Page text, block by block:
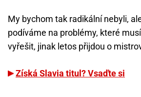
My bychom tak radikální nebyli,
podíváme na problémy, které
vyřešit, jinak letos přijdou o
Získá Slavia titul? Vsaďte si